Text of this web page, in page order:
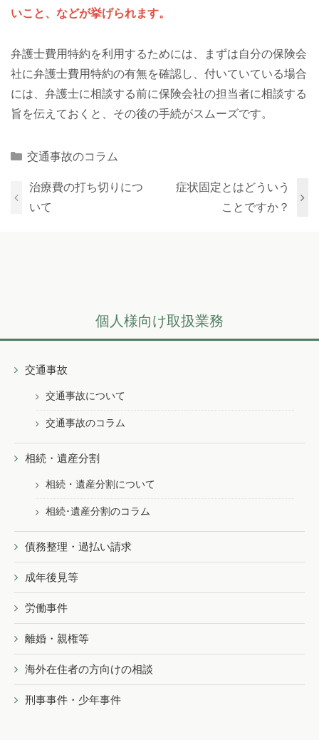
いこと、などが挙げられます。
弁護士費用特約を利用するためには、まずは自分の保険会
社に弁護士費用特約の有無を確認し、付いていている場合
には、弁護士に相談する前に保険会社の担当者に相談する
旨を伝えておくと、その後の手続がスムーズです。
Categories
交通事故のコラム
治療費の打ち切りにつ
いて
症状固定とはどういう
ことですか？
個人様向け取扱業務
交通事故
交通事故について
交通事故のコラム
相続・遺産分割
相続・遺産分割について
相続･遺産分割のコラム
債務整理・過払い請求
成年後見等
労働事件
離婚・親権等
海外在住者の方向けの相談
刑事事件・少年事件